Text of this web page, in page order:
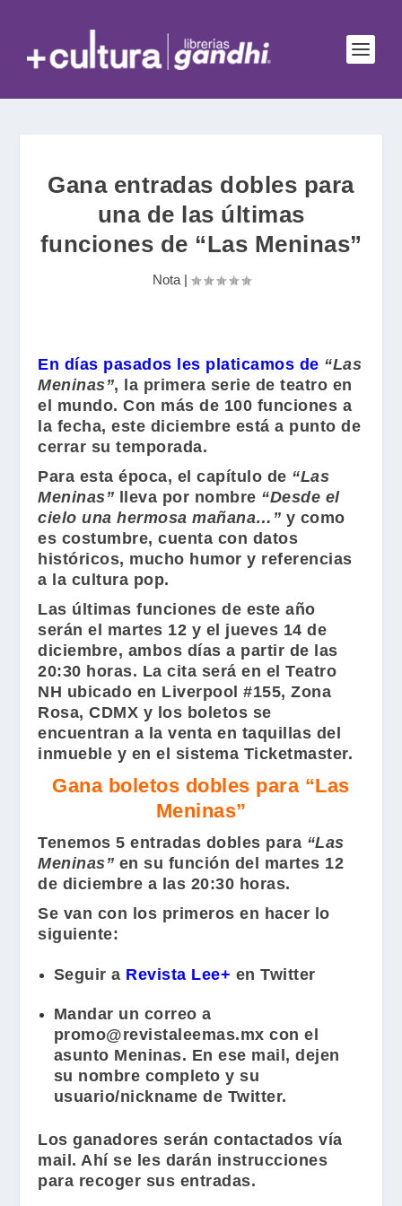
Gana entradas dobles para
una de las últimas
funciones de “Las Meninas”
Nota|
En días pasados les platicamos de “Las
Meninas”, la primera serie de teatro en
el mundo. Con más de 100 funciones a
la fecha, este diciembre está a punto de
cerrar su temporada.
Para esta época, el capítulo de “Las
Meninas” lleva por nombre “Desde el
cielo una hermosa mañana…” y como
es costumbre, cuenta con datos
históricos, mucho humor y referencias
a la cultura pop.
Las últimas funciones de este año
serán el martes 12 y el jueves 14 de
diciembre, ambos días a partir de las
20:30 horas. La cita será en elTeatro
NH ubicado en Liverpool #155, Zona
Rosa, CDMX y los boletos se
encuentran a la venta en taquillas del
inmueble y en el sistema Ticketmaster.
Gana boletos dobles para “Las
Meninas”
Tenemos 5 entradas dobles para “Las
Meninas” en su función del martes 12
de diciembre a las 20:30 horas.
Se van con los primeros en hacer lo
siguiente:
Seguir a Revista Lee+ en Twitter
Mandar un correo a
promo@revistaleemas.mx con el
asunto Meninas. En ese mail, dejen
su nombre completo y su
usuario/nickname de Twitter.
Los ganadores serán contactados vía
mail. Ahí se les darán instrucciones
para recoger sus entradas.